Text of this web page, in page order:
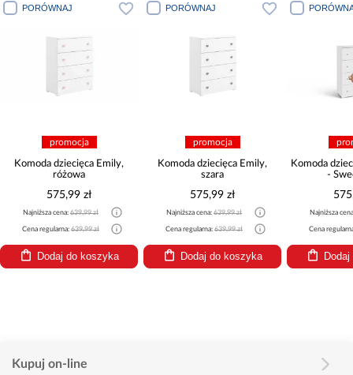
PORÓWNAJ
promocja
Komoda dziecięca Emily,
różowa
575,99 zł
Najniższa cena: 639,99 zł
Cena regularna: 639,99 zł
Dodaj do koszyka
PORÓWNAJ
promocja
Komoda dziecięca Emily,
szara
575,99 zł
Najniższa cena: 639,99 zł
Cena regularna: 639,99 zł
Dodaj do koszyka
Komoda
-
Najniższa
Cena
Kupuj on-line